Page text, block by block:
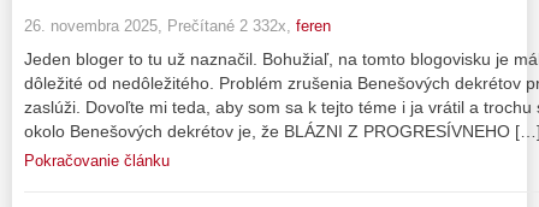
26. novembra 2025, Prečítané 2 332x, feren
Jeden bloger to tu už naznačil. Bohužiaľ, na tomto blogovisku je
dôležité od nedôležitého. Problém zrušenia Benešových dekrétov
zaslúži. Dovoľte mi teda, aby som sa k tejto téme i ja vrátil a
okolo Benešových dekrétov je, že BLÁZNI Z PROGRESÍVNEHO
Pokračovanie článku